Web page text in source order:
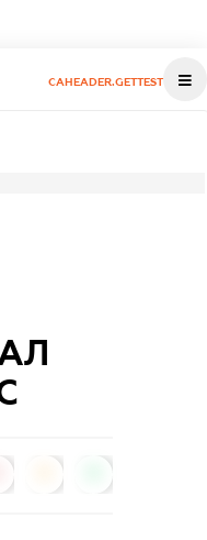
CAHEADER.GETTEST